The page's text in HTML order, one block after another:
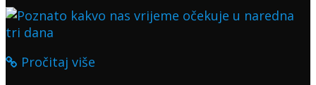
Pročitaj više